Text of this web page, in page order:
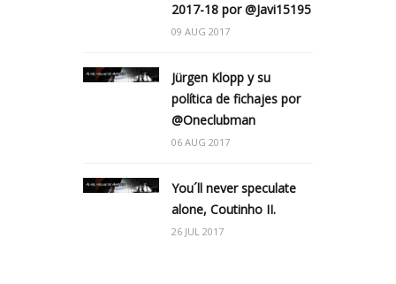
2017-18 por @Javi15195
09 AUG 2017
Jürgen Klopp y su
política de fichajes por
@Oneclubman
06 AUG 2017
You´ll never speculate
alone, Coutinho II.
26 JUL 2017